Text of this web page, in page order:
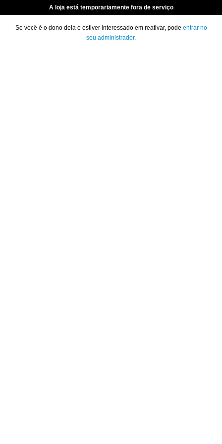
A loja está temporariamente fora de serviço
Se você é o dono dela e estiver interessado em reativar, pode entrar no
seu administrador.